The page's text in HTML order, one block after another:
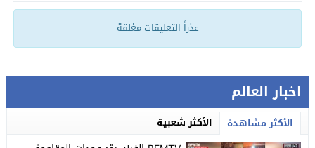
عذراً التعليقات مغلقة
اخبار العالم
الأكثر مشاهدة الأكثر شعبية